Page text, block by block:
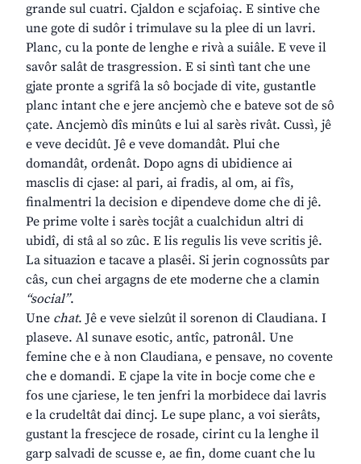
grande sul cuatri. Cjaldon e scjafoiaç. E sintive che
une gote di sudôr i trimulave su la plee di un lavri.
Planc, cu la ponte de lenghe e rivà a suiâle. E veve il
savôr salât de trasgression. E si sintì tant che une
gjate pronte a sgrifâ la sô bocjade di vite, gustantle
planc intant che e jere ancjemò che e bateve sot de sô
çate. Ancjemò dîs minûts e lui al sarès rivât. Cussì, jê
e veve decidût. Jê e veve domandât. Plui che
domandât, ordenât. Dopo agns di ubidience ai
masclis di cjase: al pari, ai fradis, al om, ai fîs,
finalmentri la decision e dipendeve dome che di jê.
Pe prime volte i sarès tocjât a cualchidun altri di
ubidî, di stâ al so zûc. E lis regulis lis veve scritis jê.
La situazion e tacave a plasêi. Si jerin cognossûts par
câs, cun chei argagns de ete moderne che a clamin
“social”.
Une chat. Jê e veve sielzût il sorenon di Claudiana. I
plaseve. Al sunave esotic, antîc, patronâl. Une
femine che e à non Claudiana, e pensave, no covente
che e domandi. E cjape la vite in bocje come che e
fos une cjariese, le ten jenfri la morbidece dai lavris
e la crudeltât dai dincj. Le supe planc, a voi sierâts,
gustant la frescjece de rosade, cirint cu la lenghe il
garp salvadi de scusse e, ae fin, dome cuant che lu